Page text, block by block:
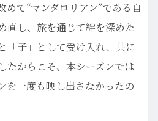
めて“マンダロリアン”である自
直し、旅を通じて絆を深めた
「子」として受け入れ、共に
たからこそ、本シーズンでは
を一度も映し出さなかったの